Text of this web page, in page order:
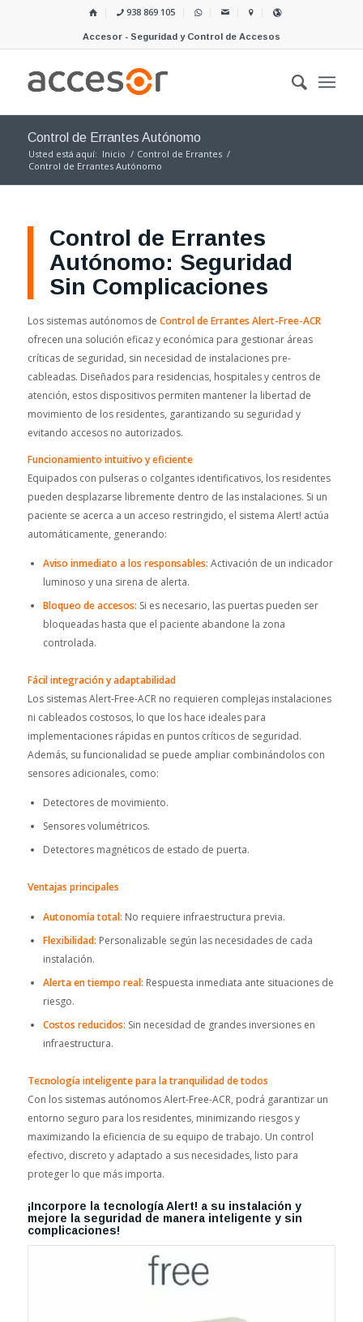
938 869 105
Accesor - Seguridad y Control de Accesos
Control de Errantes Autónomo
Usted está aquí: Inicio / Control de Errantes /
Control de Errantes Autónomo
Control de Errantes
Autónomo: Seguridad
Sin Complicaciones
Los sistemas autónomos de Control de Errantes Alert-Free-ACR
ofrecen una solución eficaz y económica para gestionar áreas
críticas de seguridad, sin necesidad de instalaciones pre-
cableadas. Diseñados para residencias, hospitales y centros de
atención, estos dispositivos permiten mantener la libertad de
movimiento de los residentes, garantizando su seguridad y
evitando accesos no autorizados.
Funcionamiento intuitivo y eficiente
Equipados con pulseras o colgantes identificativos, los residentes
pueden desplazarse libremente dentro de las instalaciones. Si un
paciente se acerca a un acceso restringido, el sistema Alert! actúa
automáticamente, generando:
Aviso inmediato a los responsables: Activación de un indicador
luminoso y una sirena de alerta.
Bloqueo de accesos: Si es necesario, las puertas pueden ser
bloqueadas hasta que el paciente abandone la zona
controlada.
Fácil integración y adaptabilidad
Los sistemas Alert-Free-ACR no requieren complejas instalaciones
ni cableados costosos, lo que los hace ideales para
implementaciones rápidas en puntos críticos de seguridad.
Además, su funcionalidad se puede ampliar combinándolos con
sensores adicionales, como:
Detectores de movimiento.
Sensores volumétricos.
Detectores magnéticos de estado de puerta.
Ventajas principales
Autonomía total: No requiere infraestructura previa.
Flexibilidad: Personalizable según las necesidades de cada
instalación.
Alerta en tiempo real: Respuesta inmediata ante situaciones de
riesgo.
Costos reducidos: Sin necesidad de grandes inversiones en
infraestructura.
Tecnología inteligente para la tranquilidad de todos
Con los sistemas autónomos Alert-Free-ACR, podrá garantizar un
entorno seguro para los residentes, minimizando riesgos y
maximizando la eficiencia de su equipo de trabajo. Un control
efectivo, discreto y adaptado a sus necesidades, listo para
proteger lo que más importa.
¡Incorpore la tecnología Alert! a su instalación y
mejore la seguridad de manera inteligente y sin
complicaciones!